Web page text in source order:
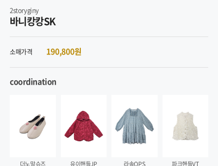
2storyginy
바니캉캉SK
소매가격 190,800원
coordination
더노말슈즈
유이핸들JP
라솔OPS
파크핸들VT